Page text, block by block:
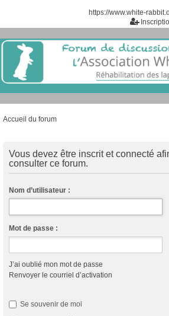
https://www.white-
Accueil du forum
Vous devez être inscrit et connecté
consulter ce forum.
Nom d’utilisateur :
Mot de passe :
J’ai oublié mon mot de passe
Renvoyer le courriel d’activation
Se souvenir de moi